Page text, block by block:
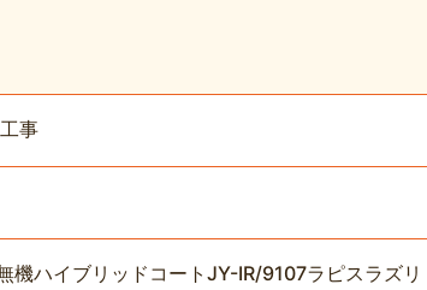
事
機ハイブリッドコートJY-IR/9107ラピスラズリ